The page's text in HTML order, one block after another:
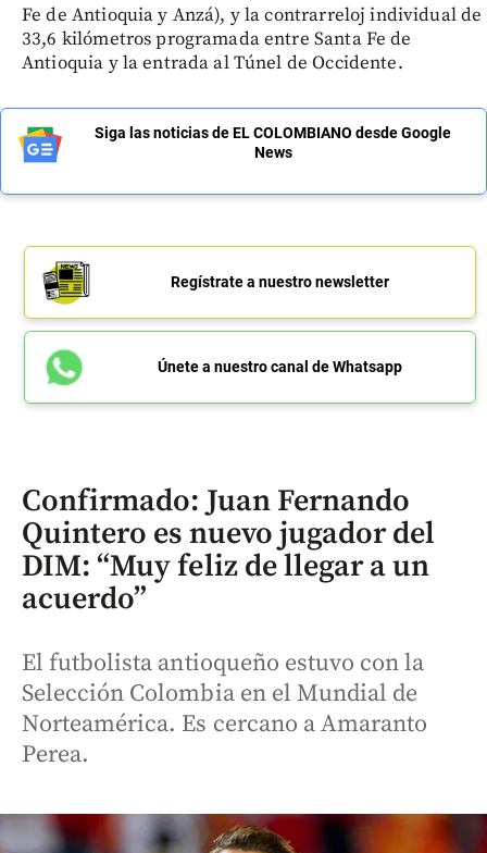
Fe de Antioquia y Anzá), y la contrarreloj individual de
33,6 kilómetros programada entre Santa Fe de
Antioquia y la entrada al Túnel de Occidente.
Siga las noticias de EL COLOMBIANO desde Google
News
Regístrate a nuestro newsletter
Únete a nuestro canal de Whatsapp
Confirmado: Juan Fernando
Quintero es nuevo jugador del
DIM: “Muy feliz de llegar a un
acuerdo”
El futbolista antioqueño estuvo con la
Selección Colombia en el Mundial de
Norteamérica. Es cercano a Amaranto
Perea.